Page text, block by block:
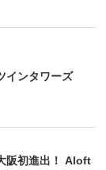
インタワーズ
阪初進出！ Aloft